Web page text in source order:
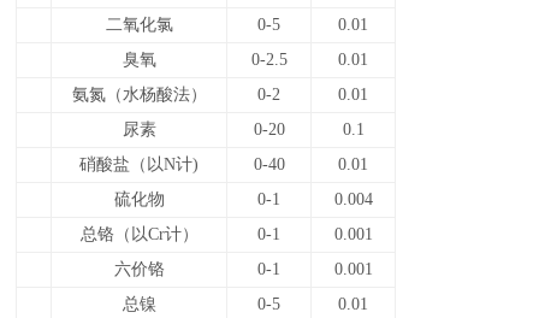
二氧化氯
0-5
0.01
臭氧
0-2.5
0.01
氨氮（水杨酸法）
0-2
0.01
尿素
0-20
0.1
硝酸盐（以N计)
0-40
0.01
硫化物
0-1
0.004
总铬（以Cr计）
0-1
0.001
六价铬
0-1
0.001
总镍
0-5
0.01